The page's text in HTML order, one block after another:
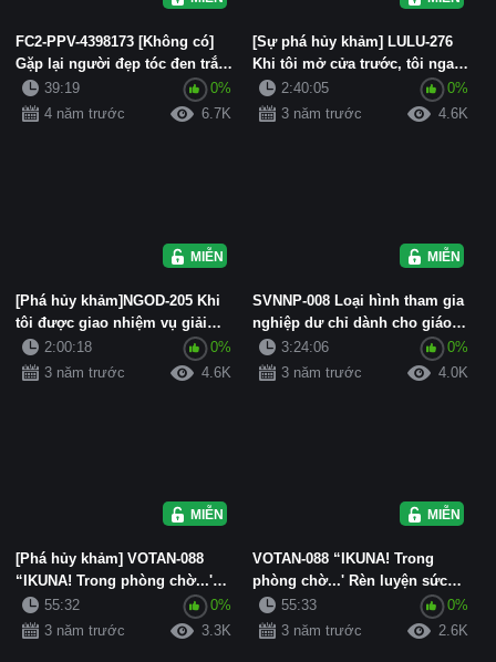
FC2-PPV-4398173 [Không có]
Gặp lại người đẹp tóc đen trắng
đó và có chiếc bánh kem...
39:19
0%
4 năm trước
6.7K
[Sự phá hủy khảm] LULU-276
Khi tôi mở cửa trước, tôi ngay
lập tức được thổi kèn tr...
2:40:05
0%
3 năm trước
4.6K
MIỄN PHÍ
[Phá hủy khảm]NGOD-205 Khi
tôi được giao nhiệm vụ giải
quyết khiếu nại của bệnh nh...
2:00:18
0%
3 năm trước
4.6K
MIỄN PHÍ
SVNNP-008 Loại hình tham gia
nghiệp dư chỉ dành cho giáo
viên mầm non tích cực! Th...
3:24:06
0%
3 năm trước
4.0K
MIỄN PHÍ
[Phá hủy khảm] VOTAN-088
“IKUNA! Trong phòng chờ...'
Rèn luyện sức bền không g...
55:32
0%
3 năm trước
3.3K
MIỄN PHÍ
VOTAN-088 “IKUNA! Trong
phòng chờ...' Rèn luyện sức
bền không giới hạn! Tôi sẽ...
55:33
0%
3 năm trước
2.6K